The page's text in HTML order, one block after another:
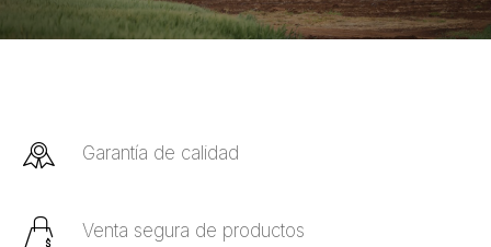
Garantía de calidad
Venta segura de productos